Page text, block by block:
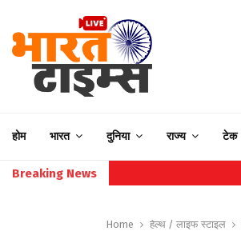
होम भारत दुनिया राज्य टेक
Breaking News
Home हेल्थ / लाइफ स्टाइल